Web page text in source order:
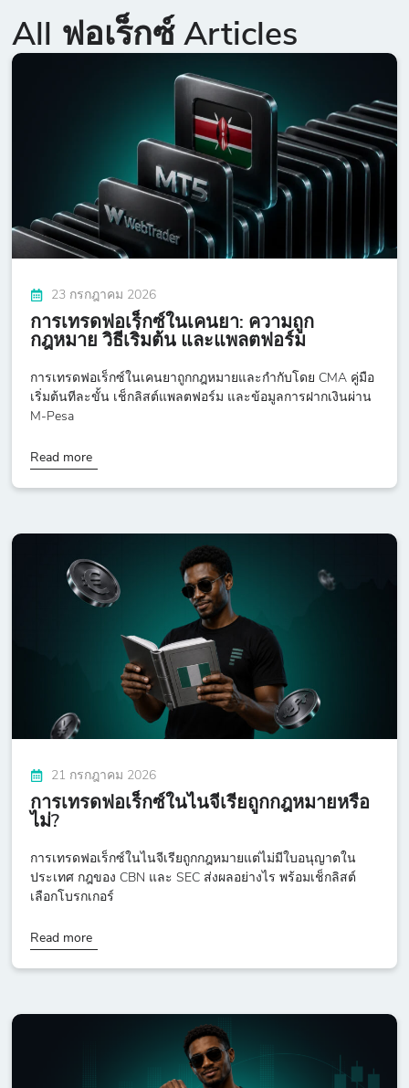
All ฟอเร็กซ์ Articles
23 กรกฎาคม 2026
การเทรดฟอเร็กซ์ในเคนยา: ความถูก
กฎหมาย วิธีเริ่มต้น และแพลตฟอร์ม
การเทรดฟอเร็กซ์ในเคนยาถูกกฎหมายและกำกับโดย CMA คู่มือ
เริ่มต้นทีละขั้น เช็กลิสต์แพลตฟอร์ม และข้อมูลการฝากเงินผ่าน
M-Pesa
Read more
21 กรกฎาคม 2026
การเทรดฟอเร็กซ์ในไนจีเรียถูกกฎหมายหรือ
ไม่?
การเทรดฟอเร็กซ์ในไนจีเรียถูกกฎหมายแต่ไม่มีใบอนุญาตใน
ประเทศ กฎของ CBN และ SEC ส่งผลอย่างไร พร้อมเช็กลิสต์
เลือกโบรกเกอร์
Read more